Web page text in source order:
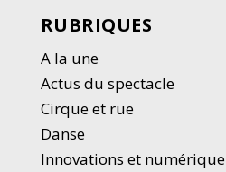
RUBRIQUES
A la une
Actus du spectacle
Cirque et rue
Danse
Innovations et numérique